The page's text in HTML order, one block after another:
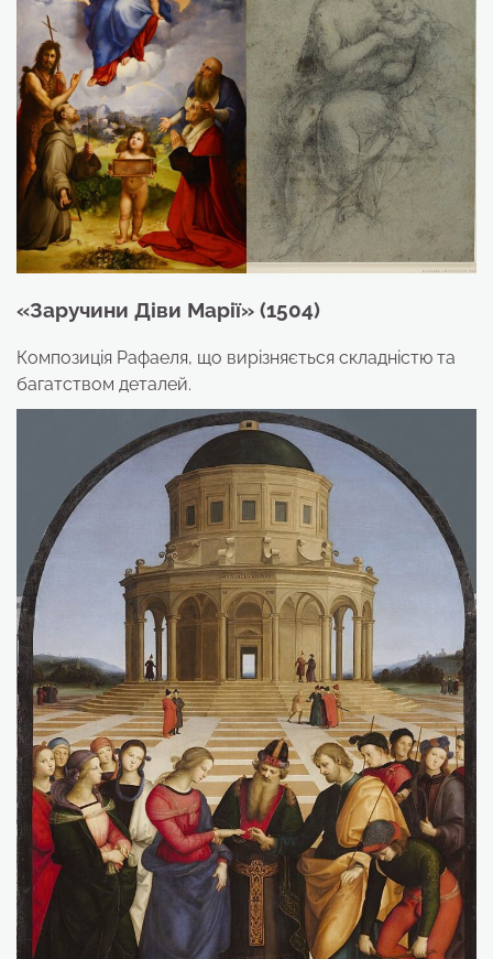
«Заручини Діви Марії» (1504)
Композиція Рафаеля, що вирізняється складністю та
багатством деталей.